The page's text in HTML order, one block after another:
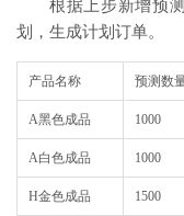
根据上步新增预
划，生成计划订单。
产品名称 预测数
A黑色成品 1000
A白色成品 1000
H金色成品 1500